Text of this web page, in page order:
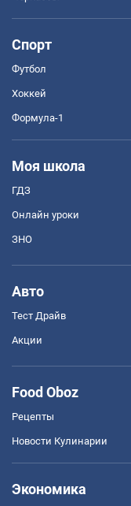
Спорт
Футбол
Хоккей
Формула-1
Моя школа
ГДЗ
Онлайн уроки
ЗНО
Авто
Тест Драйв
Акции
Food Oboz
Рецепты
Новости Кулинарии
Экономика